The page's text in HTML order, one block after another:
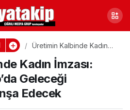
Üretimin Kalbinde Kadın
Geleceği CEMENTA’lar
İnşa Edecek
Kadın İmzası:
Geleceği
Edecek
Paylaş